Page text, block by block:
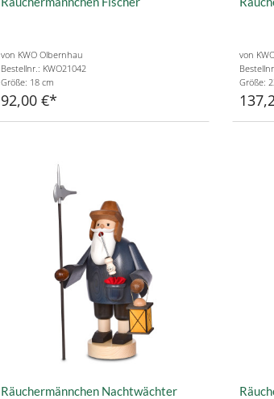
von KWO Olbernhau
Bestellnr.: KWO21042
Größe: 18 cm
92,00 €
von
Größe:
Räuchermännchen Nachtwächter